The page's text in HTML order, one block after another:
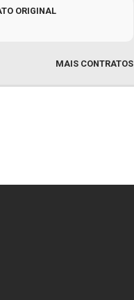
ORIGINAL
MAIS CONTRATOS